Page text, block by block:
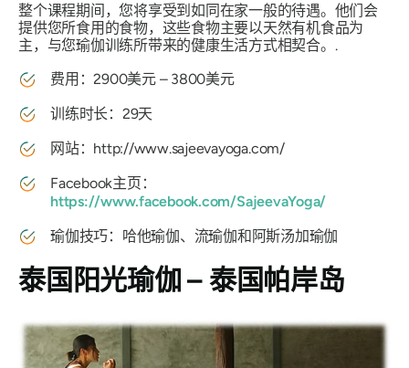
整个课程期间，您将享受到如同在家一般的待遇。他们会
提供您所食用的食物，这些食物主要以天然有机食品为
主，与您瑜伽训练所带来的健康生活方式相契合。.
费用：2900美元 – 3800美元
训练时长：29天
网站：http://www.sajeevayoga.com/
Facebook主页：
https://www.facebook.com/SajeevaYoga/
瑜伽技巧：哈他瑜伽、流瑜伽和阿斯汤加瑜伽
泰国阳光瑜伽 – 泰国帕岸岛